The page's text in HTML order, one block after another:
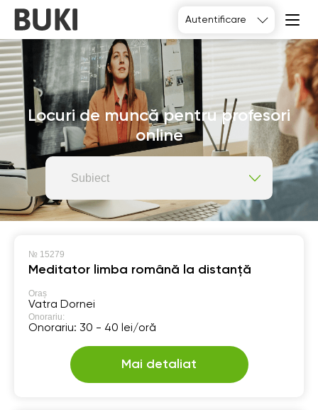
Autentificare
Locuri de muncă pentru profesori
online
Subiect
№ 15279
Meditator limba română la distanță
Oraș
Vatra Dornei
Onorariu:
Onorariu: 30 - 40 lei/oră
Mai detaliat